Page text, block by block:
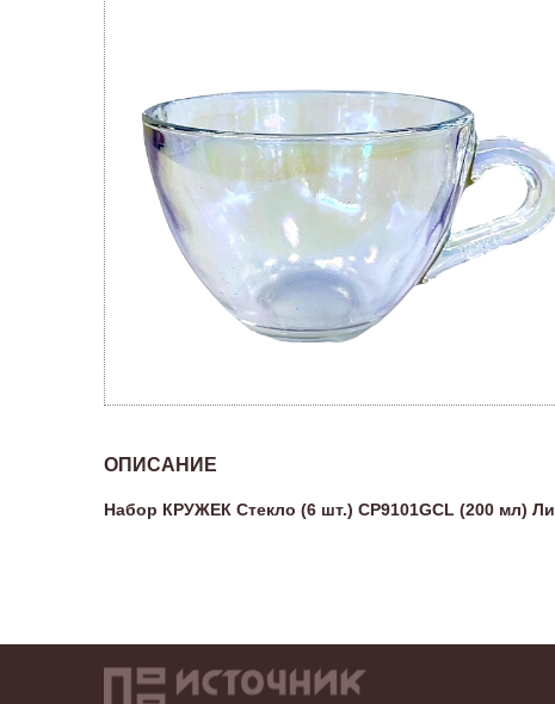
ОПИСАНИЕ
Набор КРУЖЕК Стекло (6 шт.) CP9101GCL (200 мл)